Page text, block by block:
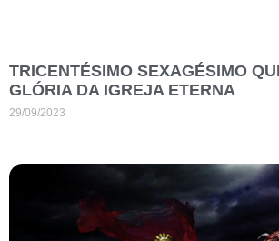
TRICENTÉSIMO SEXAGÉSIMO
GLÓRIA DA IGREJA ETERNA
29/09/2023